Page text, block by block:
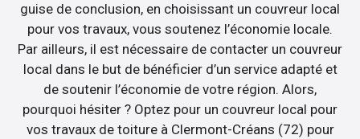
guise de conclusion, en choisissant un couvreur local
pour vos travaux, vous soutenez l’économie locale.
Par ailleurs, il est nécessaire de contacter un couvreur
local dans le but de bénéficier d’un service adapté et
de soutenir l’économie de votre région. Alors,
pourquoi hésiter ? Optez pour un couvreur local pour
vos travaux de toiture à Clermont-Créans (72) pour